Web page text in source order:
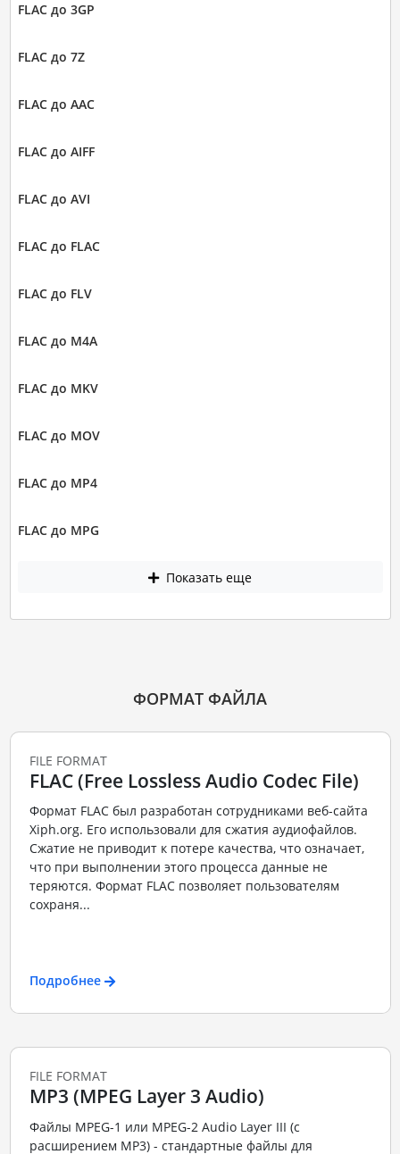
FLAC до 3GP
FLAC до 7Z
FLAC до AAC
FLAC до AIFF
FLAC до AVI
FLAC до FLAC
FLAC до FLV
FLAC до M4A
FLAC до MKV
FLAC до MOV
FLAC до MP4
FLAC до MPG
Показать еще
ФОРМАТ ФАЙЛА
FILE FORMAT
FLAC (Free Lossless Audio Codec File)
Формат FLAC был разработан сотрудниками веб-сайта
Xiph.org. Его использовали для сжатия аудиофайлов.
Сжатие не приводит к потере качества, что означает,
что при выполнении этого процесса данные не
теряются. Формат FLAC позволяет пользователям
сохраня...
Подробнее
FILE FORMAT
MP3 (MPEG Layer 3 Audio)
Файлы MPEG-1 или MPEG-2 Audio Layer III (с
расширением MP3) - стандартные файлы для